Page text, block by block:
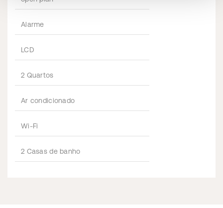
Alarme
LCD
2 Quartos
Ar condicionado
Wi-Fi
2 Casas de banho